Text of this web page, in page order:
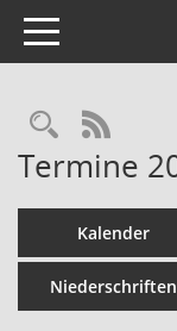
Toggle navigation
RSS-
Termine
Kalender
Niederschriften